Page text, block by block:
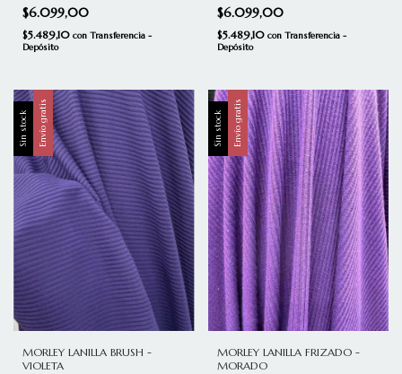
$6.099,00
$5.489,10 con Transferencia -
Depósito
$6.099,00
$5.489,10 con Transferencia -
Depósito
Sin stock Envío gratis
MORLEY LANILLA BRUSH -
VIOLETA
Sin stock Envío gratis
MORLEY LANILLA FRIZADO -
MORADO